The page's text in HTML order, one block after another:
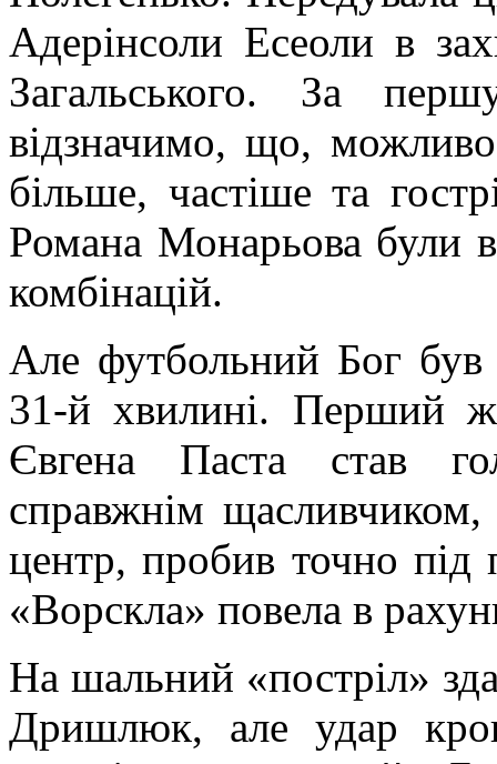
Адерінсоли Есеоли в
Загальського. За
відзначимо, що,
більше, частіше та
Романа Монарьова були
комбінацій.
Але футбольний Бог був
31-й хвилині. Перший
Євгена Паста став
справжнім
центр, пробив точно
«Ворскла» повела в
На шальний «постріл»
Дришлюк, але удар